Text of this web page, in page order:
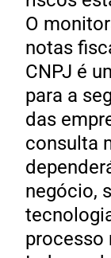
O
notas
CNPJ é
para a
das
consulta
negócio,
processo